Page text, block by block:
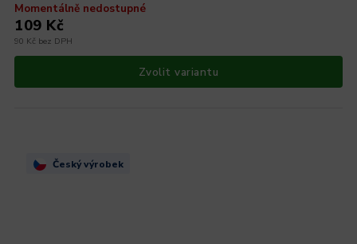
Momentálně nedostupné
90 Kč bez DPH
109 Kč
Zvolit variantu
Český výrobek